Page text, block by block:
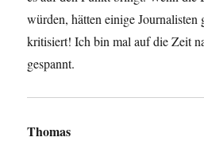
würden, hätten einige
kritisiert! Ich bin mal auf die Zeit
gespannt.
Thomas